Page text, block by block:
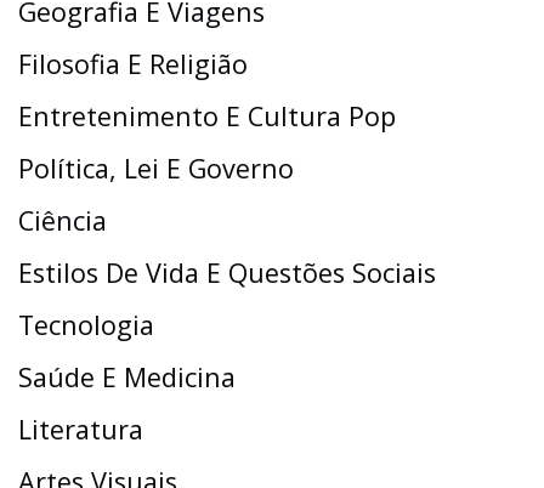
Geografia E Viagens
Filosofia E Religião
Entretenimento E Cultura Pop
Política, Lei E Governo
Ciência
Estilos De Vida E Questões Sociais
Tecnologia
Saúde E Medicina
Literatura